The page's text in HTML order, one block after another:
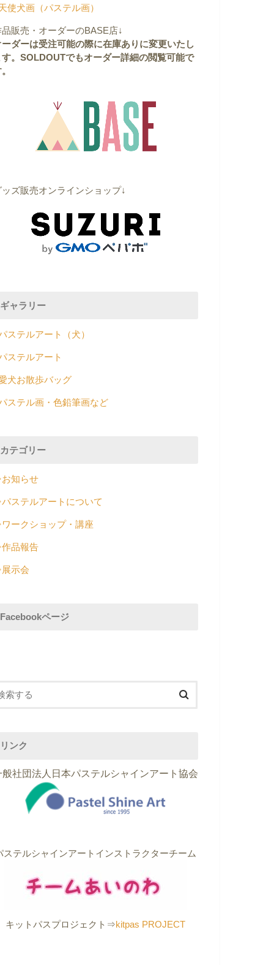
使犬画（パステル画）
品販売・オーダーのBASE店↓
ーダーは受注可能の際に在庫ありに変更いたし
。 SOLDOUTでもオーダー詳細の閲覧可能で
ッズ販売オンラインショップ↓
ギャラリー
ステルアート（犬）
ステルアート
犬お散歩バッグ
ステル画・色鉛筆画など
カテゴリー
知らせ
ステルアートについて
ークショップ・講座
品報告
示会
Facebookページ
リンク
般社団法人日本パステルシャインアート協会
ステルシャインアートインストラクターチーム
キットパスプロジェクト⇒kitpas PROJECT